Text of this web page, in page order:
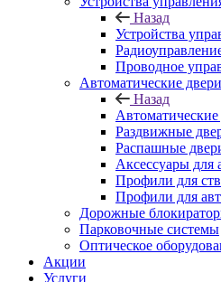
Назад
Устройства
Проводное
Автоматические двери
Назад
Автоматические
Раздвижные
Распашные
Аксессуары для
Профили для
Профили для
Дорожные
Парковочные системы
Оптическое
Акции
Услуги